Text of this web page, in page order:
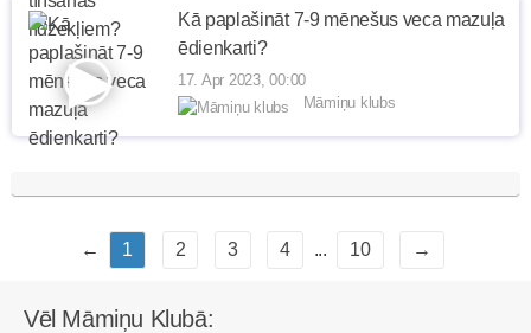
Kā paplašināt 7-9 mēnešus veca mazuļa
ēdienkarti?
17. Apr 2023, 00:00
Māmiņu klubs
← 1 2 3 4 ... 10 →
Vēl Māmiņu Klubā: